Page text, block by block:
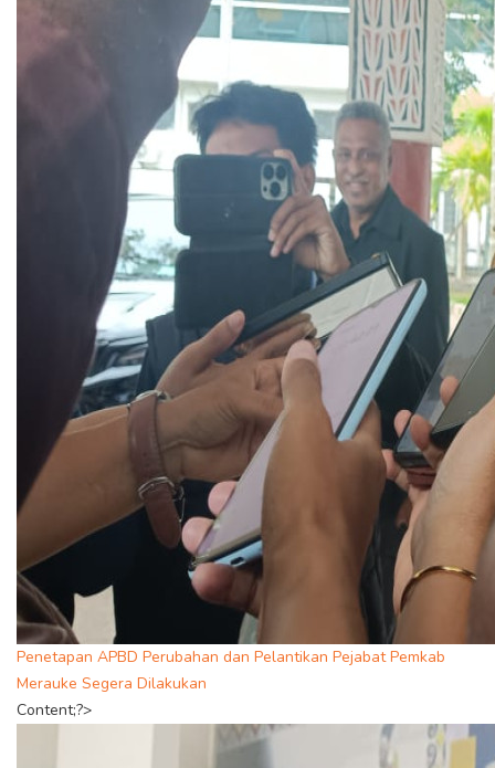
Penetapan APBD Perubahan dan Pelantikan Pejabat Pemkab
Merauke Segera Dilakukan
Content;?>